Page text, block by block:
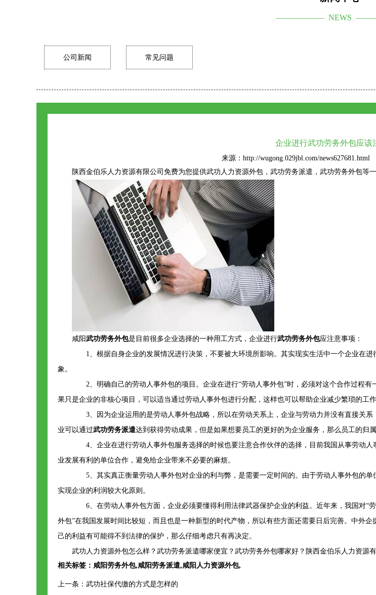
—————— NEWS
公司新闻 常见问题
企业进行武功劳务外包应该
来源：http://wugong.029jbl.com/
陕西金伯乐人力资源有限公司免费为您提供武功人力资源外包 ，武功劳务派遣，武功劳务外包等
咸阳武功劳务外包是目前很多企业选择的一种用工方式，企业进行武功劳务外包应注意事项：
1、根据自身企业的发展情况进行决策，不要被大环境所影响。其实现实生活中一个企业在进
象。
2、明确自己的劳动人事外包的项目。企业在进行“劳动人事外包”时，必须对这个合作过程有
果只是企业的非核心项目，可以适当通过劳动人事外包进行分配，这样也可以帮助企业减少繁琐的工
3、因为企业运用的是劳动人事外包战略，所以在劳动关系上，企业与劳动力并没有直接关系
业可以通过武功劳务派遣达到获得劳动成果，但是如果想要员工的更好的为企业服务，那么员工的归
4、企业在进行劳动人事外包服务选择的时候也要注意合作伙伴的选择，目前我国从事劳动人
业发展有利的单位合作，避免给企业带来不必要的麻烦。
5、其实真正衡量劳动人事外包对企业的利与弊，是需要一定时间的。由于劳动人事外包的单
实现企业的利润较大化原则。
6、在劳动人事外包方面，企业必须要懂得利用法律武器保护企业的利益。近年来，我国对“
外包”在我国发展时间比较短，而且也是一种新型的时代产物，所以有些方面还需要日后完善。中外
己的利益有可能得不到法律的保护，那么仔细考虑只有再决定。
武功人力资源外包怎么样？武功劳务派遣哪家便宜？武功劳务外包哪家好？陕西金伯乐人力资
相关标签： 咸阳劳务外包,咸阳劳务派遣,咸阳人力资源外包,
上一条： 武功社保代缴的方式是怎样的